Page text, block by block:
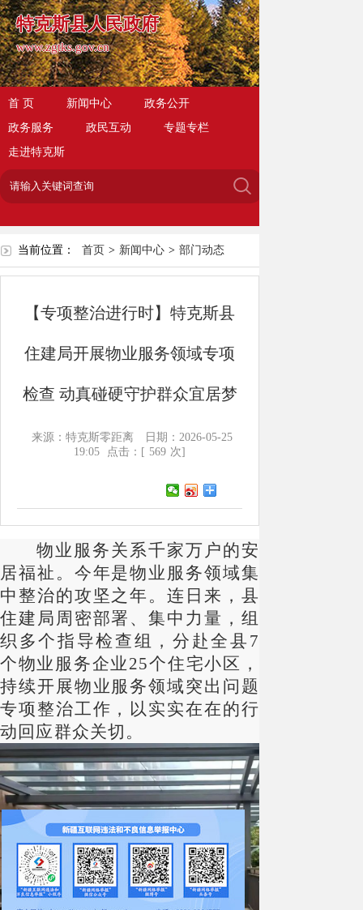
特克斯县人民政府
www.zgtks.gov.cn
首 页 新闻中心
政务公开
政务服务
政民互动
专题专栏
走进特克斯
当前位置： 首页 > 新闻中心 > 部门动态
【专项整治进行时】特克斯县
住建局开展物业服务领域专项
检查 动真碰硬守护群众宜居梦
来源：特克斯零距离
日期：2026-05-25
19:05
点击：[ 569 次]
物业服务关系千家万户的安
居福祉。今年是物业服务领域集
中整治的攻坚之年。连日来，县
住建局周密部署、集中力量，组
织多个指导检查组，分赴全县 7
个物业服务企业25个住宅小区，
持续开展物业服务领域突出问题
专项整治工作，以实实在在的行
动回应群众关切。